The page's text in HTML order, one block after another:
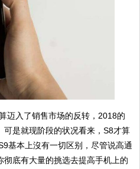
迈入了销售市场的反转，2018的
是就现阶段的状况看来，S8才算
基本上沒有一切区别，尽管说高通
底有大量的挑选去提高手机上的